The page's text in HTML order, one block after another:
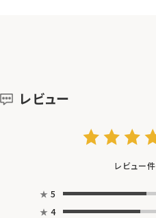
レビュー
レビュー件
★ 5
★ 4